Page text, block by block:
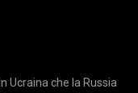
Ucraina che la Russia